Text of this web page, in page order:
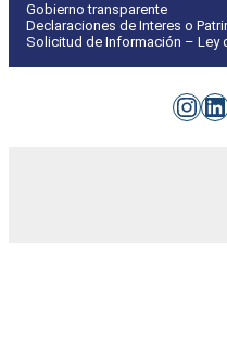
Gobierno transparente
Declaraciones de Interes o
Solicitud de Información – Ley